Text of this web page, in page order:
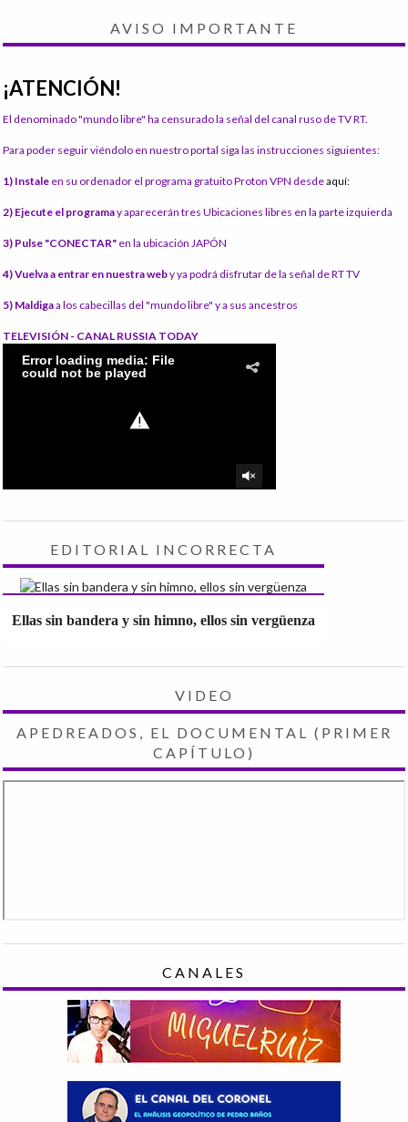
AVISO IMPORTANTE
¡ATENCIÓN!
El denominado "mundo libre" ha censurado la señal del canal ruso de TV RT.
Para poder seguir viéndolo en nuestro portal siga las instrucciones siguientes:
1) Instale en su ordenador el programa gratuito Proton VPN desdeaquí:
2) Ejecute el programay aparecerán tres Ubicaciones libres en la parte izquierda
3) Pulse "CONECTAR" en la ubicación JAPÓN
4) Vuelva a entrar en nuestra weby ya podrá disfrutar de la señal de RT TV
5) Maldigaa los cabecillas del "mundo libre" y a sus ancestros
TELEVISIÓN - CANAL RUSSIA TODAY
EDITORIAL INCORRECTA
Ellas sin bandera y sin himno, ellos sin vergüenza
VIDEO
APEDREADOS, EL DOCUMENTAL (PRIMER
CAPÍTULO)
CANALES